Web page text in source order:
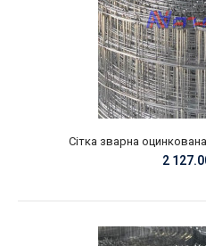
Сітка зварна
2